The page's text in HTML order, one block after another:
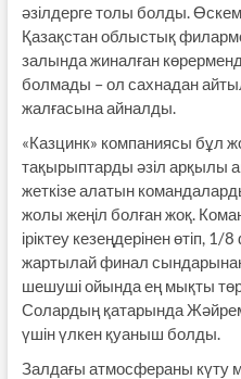
әзілдерге толы болды.
Қазақстан облыстық
залында жиналған
болмады – ол сахнадан
жалғасына айналды.
«Казцинк» компаниясы бұл
тақырыптарды әзіл
жеткізе алатын
жолы жеңіл болған жоқ.
іріктеу кезеңдерінен өтіп,
жартылай финал сындарынан
шешуші ойында ең мықты
Солардың қатарында
үшін үлкен қуаныш болды.
Залдағы атмосфераны күту